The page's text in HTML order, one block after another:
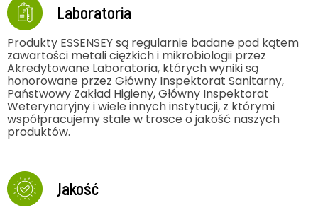
Laboratoria
Produkty ESSENSEY są regularnie badane pod kątem
zawartości metali ciężkich i mikrobiologii przez
Akredytowane Laboratoria, których wyniki są
honorowane przez Główny Inspektorat Sanitarny,
Państwowy Zakład Higieny, Główny Inspektorat
Weterynaryjny i wiele innych instytucji, z którymi
współpracujemy stale w trosce o jakość naszych
produktów.
Jakość